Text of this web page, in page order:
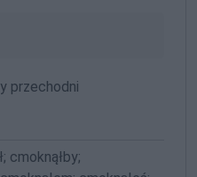
przechodni
cmoknąłby;